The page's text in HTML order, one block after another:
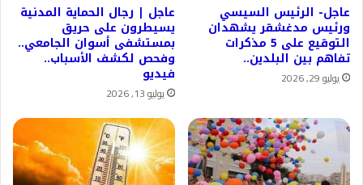
عاجل- الرئيس السيسي
ورئيس مدغشقر يشهدان
التوقيع على 5 مذكرات
تفاهم بين البلدين..
يوليو 29, 2026
عاجل | رجال الحماية المدنية
يسيطرون على حريق
بمستشفى أسوان الجامعي..
وفحص لكشف الأسباب..
فيديو
يوليو 13, 2026